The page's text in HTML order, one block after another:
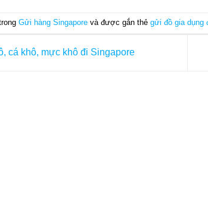
Gửi hàng Singapore và được gắn thẻ gửi đồ gia dụng
cá khô, mực khô đi Singapore